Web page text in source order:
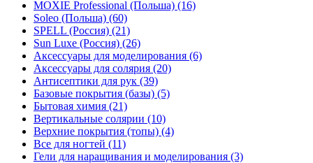
MOXIE Professional (Польша) (16)
Soleo (Польша) (60)
SPELL (Россия) (21)
Sun Luxe (Россия) (26)
Аксессуары для моделирования (6)
Аксессуары для солярия (20)
Антисептики для рук (39)
Базовые покрытия (базы) (5)
Бытовая химия (21)
Вертикальные солярии (10)
Верхние покрытия (топы) (4)
Все для ногтей (11)
Гели для наращивания и моделирования (3)